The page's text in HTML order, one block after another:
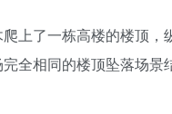
上了一栋高楼的楼顶
全相同的楼顶坠落场